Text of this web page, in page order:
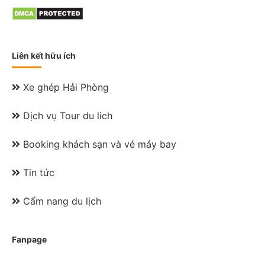
h
Y
Y
Liên kết hữu ích
Xe ghép Hải Phòng
Dịch vụ Tour du lich
Booking khách sạn và vé máy bay
Tin tức
Cẩm nang du lịch
Fanpage